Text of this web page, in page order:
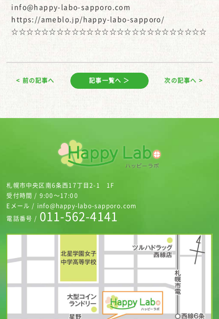
info@happy-labo-sapporo.com
https://ameblo.jp/happy-labo-sapporo/
☆☆☆☆☆☆☆☆☆☆☆☆☆☆☆☆☆☆☆☆☆☆☆☆☆☆
< 前の記事へ 記事一覧へ ＞ 次の記事へ >
札幌市中央区南6条西17丁目2-1 1F
受付時間 / 9:00～17:00
Eメール / info@happy-labo-sapporo.com
電話番号 / 011-562-4141